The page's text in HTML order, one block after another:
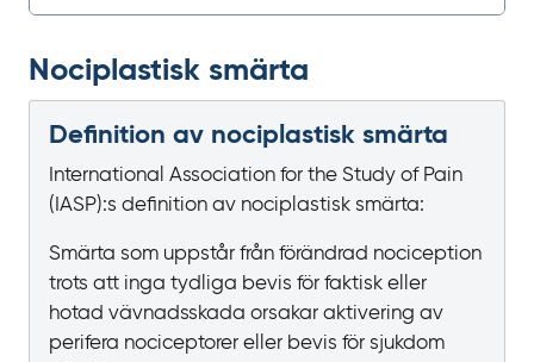
Nociplastisk smärta
Definition av nociplastisk smärta
International Association for the Study of Pain
(IASP):s definition av nociplastisk smärta:
Smärta som uppstår från förändrad nociception
trots att inga tydliga bevis för faktisk eller
hotad vävnadsskada orsakar aktivering av
perifera nociceptorer eller bevis för sjukdom